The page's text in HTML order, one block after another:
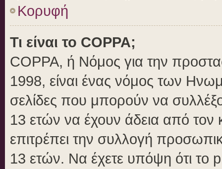
Κορυφή
Τι είναι το COPPA;
COPPA, ή Νόμος για την
1998, είναι ένας νόμος των
σελίδες που μπορούν να
13 ετών να έχουν άδεια από τον
επιτρέπει την συλλογή
13 ετών. Να έχετε υπόψη ότι το